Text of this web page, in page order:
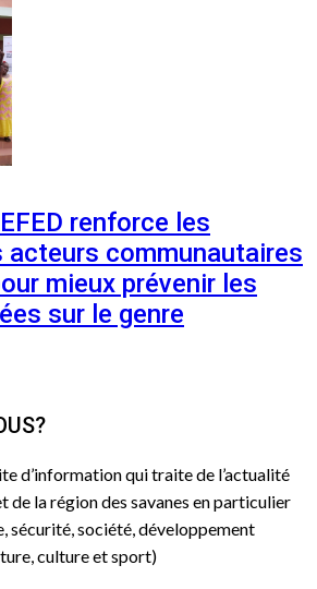
renforce les
acteurs communautaires
mieux prévenir les
sur le genre
d’information qui traite de l’actualité
de la région des savanes en particulier
sécurité, société, développement
culture et sport)